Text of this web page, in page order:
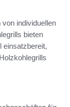
individuellen
bieten
einsatzbereit,